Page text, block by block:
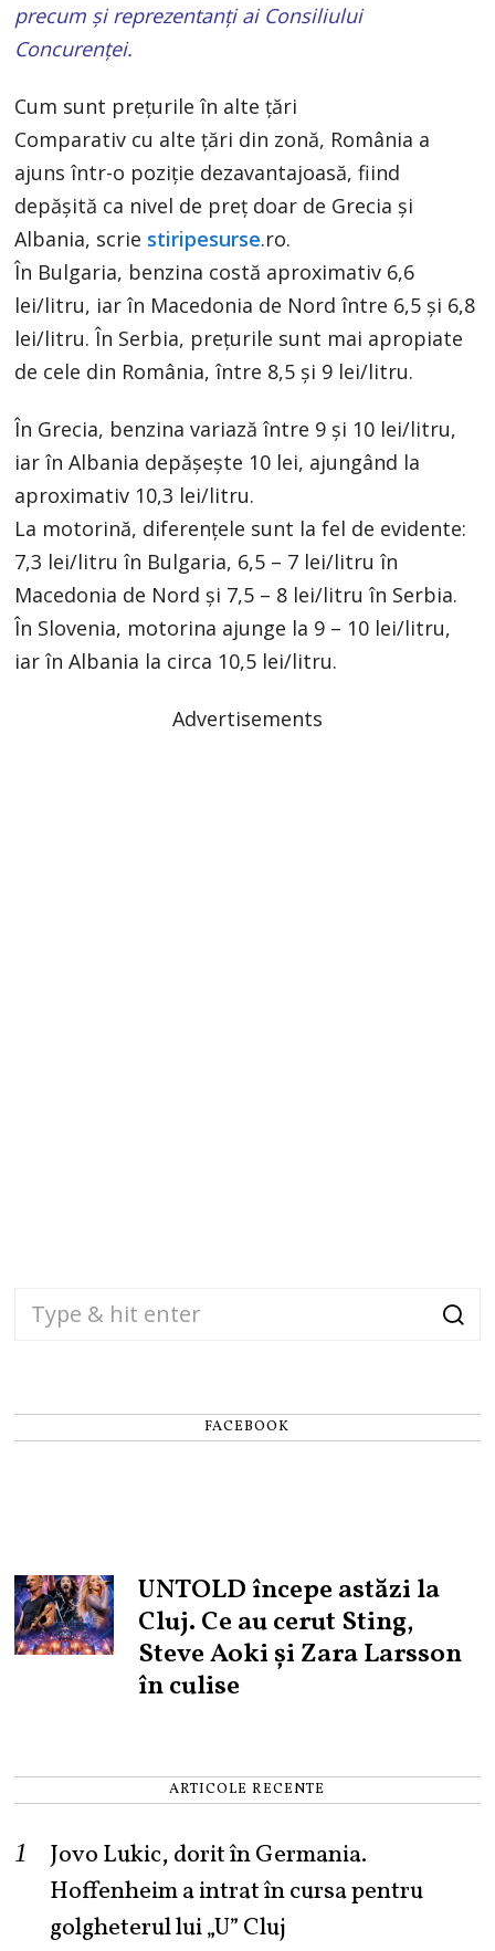
precum și reprezentanți ai Consiliului
Concurenței.
Cum sunt prețurile în alte țări
Comparativ cu alte țări din zonă, România a
ajuns într-o poziție dezavantajoasă, fiind
depășită ca nivel de preț doar de Grecia și
Albania, scrie stiripesurse.ro.
În Bulgaria, benzina costă aproximativ 6,6
lei/litru, iar în Macedonia de Nord între 6,5 și 6,8
lei/litru. În Serbia, prețurile sunt mai apropiate
de cele din România, între 8,5 și 9 lei/litru.
În Grecia, benzina variază între 9 și 10 lei/litru,
iar în Albania depășește 10 lei, ajungând la
aproximativ 10,3 lei/litru.
La motorină, diferențele sunt la fel de evidente:
7,3 lei/litru în Bulgaria, 6,5 – 7 lei/litru în
Macedonia de Nord și 7,5 – 8 lei/litru în Serbia.
În Slovenia, motorina ajunge la 9 – 10 lei/litru,
iar în Albania la circa 10,5 lei/litru.
Advertisements
FACEBOOK
UNTOLD începe astăzi la
Cluj. Ce au cerut Sting,
Steve Aoki și Zara Larsson
în culise
ARTICOLE RECENTE
Jovo Lukic, dorit în Germania.
Hoffenheim a intrat în cursa pentru
golgheterul lui „U” Cluj